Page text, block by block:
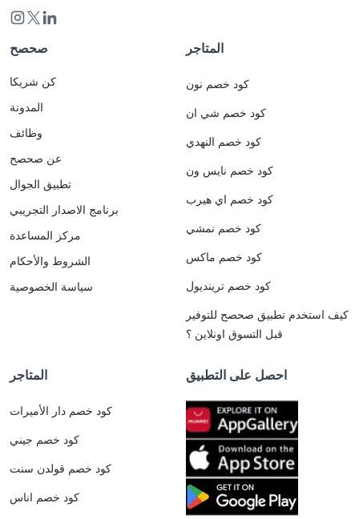
صحصح
كن شريكا
المدونة
وظائف
عن صحصح
تطبيق الجوال
برنامج الاصدار التجريبي
مركز المساعدة
الشروط والأحكام
سياسة الخصوصية
المتاجر
كود خصم نون
كود خصم شي ان
كود خصم النهدي
كود خصم نايس ون
كود خصم اي هيرب
كود خصم نمشي
كود خصم ماكس
كود خصم ترينديول
كيف استخدم تطبيق صحصح للتوفير
قبل التسوق اونلاين ؟
المتاجر
كود خصم دار الأميرات
كود خصم جيني
كود خصم قولدن سنت
كود خصم اناس
احصل على التطبيق